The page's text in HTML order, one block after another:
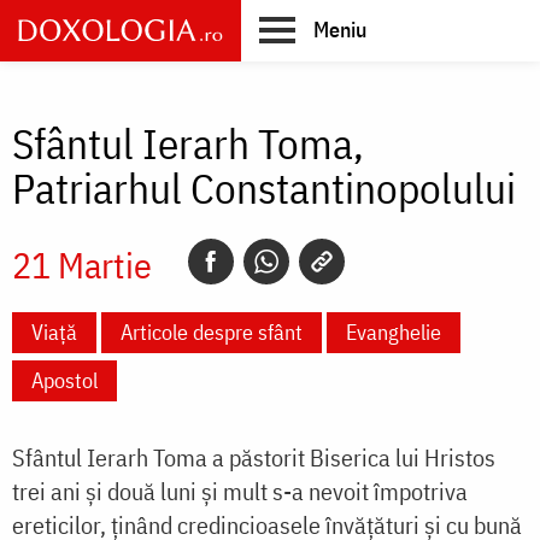
Skip
to
main
Meniu
Sfântul Ierarh Toma,
Patriarhul Constantinopolului
21 Martie
Viață Articole despre sfânt
Evanghelie
Apostol
Sfântul Ierarh Toma a păstorit Biserica lui Hristos
trei ani și două luni și mult s-a nevoit împotriva
ereticilor, ținând credincioasele învățături și cu bună